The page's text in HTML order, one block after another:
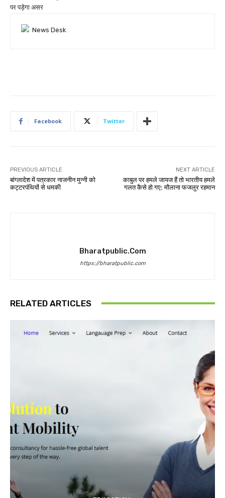
पर पड़ेगा असर
Facebook Twitter
PREVIOUS ARTICLE
बांग्लादेश में पत्रकार नाजनीन मुन्नी को
कट्टरपंथियों से धमकी
NEXT ARTICLE
काबुल पर हमले जायज हैं तो भारतीय हमले
गलत कैसे हो गए: मौलाना फजलुर रहमान
Bharatpublic.com
https://bharatpublic.com
RELATED ARTICLES